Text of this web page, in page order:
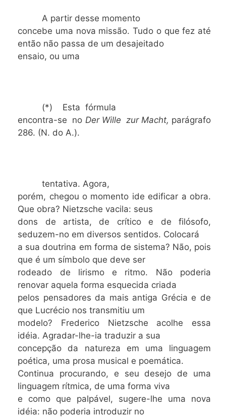
A partir desse momento
concebe uma nova missão. Tudo o que fez até
então não passa de um desajeitado
ensaio, ou uma
(*) Esta fórmula
encontra-se no Der Wille zur Macht, parágrafo
286. (N. do A.).
tentativa. Agora,
porém, chegou o momento ide edificar a obra.
Que obra? Nietzsche vacila: seus
dons de artista, de crítico e de filósofo,
seduzem-no em diversos sentidos. Colocará
a sua doutrina em forma de sistema? Não, pois
que é um símbolo que deve ser
rodeado de lirismo e ritmo. Não poderia
renovar aquela forma esquecida criada
pelos pensadores da mais antiga Grécia e de
que Lucrécio nos transmitiu um
modelo? Frederico Nietzsche acolhe essa
idéia. Agradar-lhe-ia traduzir a sua
concepção da natureza em uma linguagem
poética, uma prosa musical e poemática.
Continua procurando, e seu desejo de uma
linguagem rítmica, de uma forma viva
e como que palpável, sugere-lhe uma nova
idéia: não poderia introduzir no